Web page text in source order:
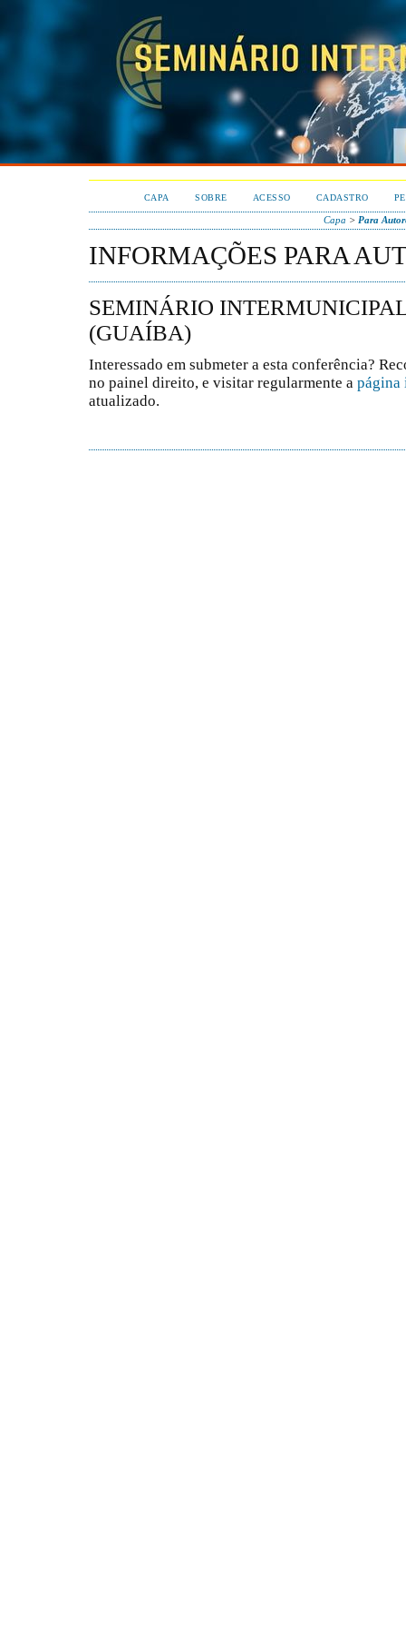
CAPA SOBRE ACESSO CADASTRO
Capa > Para
INFORMAÇÕES PARA
SEMINÁRIO
(GUAÍBA)
Interessado em submeter a esta conferência?
no painel direito, e visitar regularmente a página
atualizado.